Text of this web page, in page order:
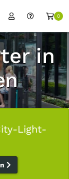
0
in
Light-